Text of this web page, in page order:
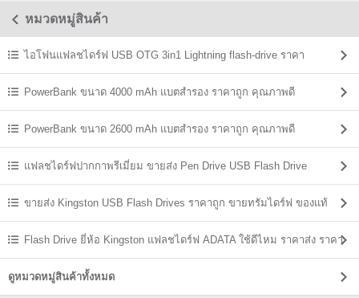
หมวดหมู่สินค้า
ไอโฟนแฟลชไดร์ฟ USB OTG 3in1 Lightning flash-drive ราคา
PowerBank ขนาด 4000 mAh แบตสํารอง ราคาถูก คุณภาพดี
PowerBank ขนาด 2600 mAh แบตสํารอง ราคาถูก คุณภาพดี
แฟลชไดร์ฟปากกาพรีเมี่ยม ขายส่ง Pen Drive USB Flash Drive
ขายส่ง Kingston USB Flash Drives ราคาถูก ขายทรัมไดร์ฟ ของแท้
Flash Drive ยี่ห้อ Kingston แฟลชไดร์ฟ ADATA ใช้ดีไหม ราคาส่ง ราคา
ถูก
ดูหมวดหมู่สินค้าทั้งหมด